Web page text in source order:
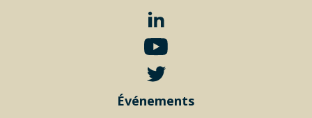
Événements